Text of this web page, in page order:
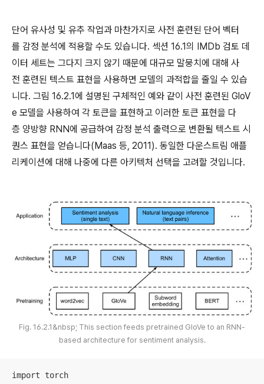
단어 유사성 및 유추 작업과 마찬가지로 사전 훈련된 단어 벡터
를 감정 분석에 적용할 수도 있습니다. 섹션 16.1의 IMDb 검토 데
이터 세트는 그다지 크지 않기 때문에 대규모 말뭉치에 대해 사
전 훈련된 텍스트 표현을 사용하면 모델의 과적합을 줄일 수 있습
니다. 그림 16.2.1에 설명된 구체적인 예와 같이 사전 훈련된 GloV
e 모델을 사용하여 각 토큰을 표현하고 이러한 토큰 표현을 다
층 양방향 RNN에 공급하여 감정 분석 출력으로 변환될 텍스트 시
퀀스 표현을 얻습니다(Maas 등, 2011). 동일한 다운스트림 애플
리케이션에 대해 나중에 다른 아키텍처 선택을 고려할 것입니다.
Fig. 16.2.1&nbsp; This section feeds pretrained GloVe to an RNN-
based architecture for sentiment analysis.
import torch